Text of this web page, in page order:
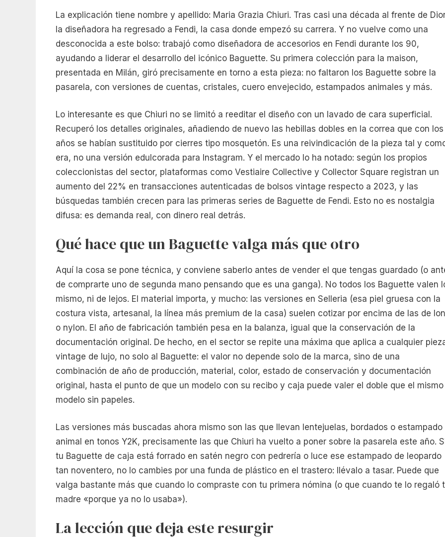
La explicación tiene nombre y apellido: Maria Grazia Chiuri. Tras casi una década al frente de
la diseñadora ha regresado a Fendi, la casa donde empezó su carrera. Y no vuelve como una
desconocida a este bolso: trabajó como diseñadora de accesorios en Fendi durante los 90,
ayudando a liderar el desarrollo del icónico Baguette. Su primera colección para la maison,
presentada en Milán, giró precisamente en torno a esta pieza: no faltaron los Baguette sobre la
pasarela, con versiones de cuentas, cristales, cuero envejecido, estampados animales y más.
Lo interesante es que Chiuri no se limitó a reeditar el diseño con un lavado de cara superficial.
Recuperó los detalles originales, añadiendo de nuevo las hebillas dobles en la correa que con los
años se habían sustituido por cierres tipo mosquetón. Es una reivindicación de la pieza tal y
era, no una versión edulcorada para Instagram. Y el mercado lo ha notado: según los propios
coleccionistas del sector, plataformas como Vestiaire Collective y Collector Square registran un
aumento del 22% en transacciones autenticadas de bolsos vintage respecto a 2023, y las
búsquedas también crecen para las primeras series de Baguette de Fendi. Esto no es nostalgia
difusa: es demanda real, con dinero real detrás.
Qué hace que un Baguette valga más que otro
Aquí la cosa se pone técnica, y conviene saberlo antes de vender el que tengas guardado (o
de comprarte uno de segunda mano pensando que es una ganga). No todos los Baguette valen
mismo, ni de lejos. El material importa, y mucho: las versiones en Selleria (esa piel gruesa con la
costura vista, artesanal, la línea más premium de la casa) suelen cotizar por encima de las de
o nylon. El año de fabricación también pesa en la balanza, igual que la conservación de la
documentación original. De hecho, en el sector se repite una máxima que aplica a cualquier
vintage de lujo, no solo al Baguette: el valor no depende solo de la marca, sino de una
combinación de año de producción, material, color, estado de conservación y documentación
original, hasta el punto de que un modelo con su recibo y caja puede valer el doble que el mismo
modelo sin papeles.
Las versiones más buscadas ahora mismo son las que llevan lentejuelas, bordados o estampado
animal en tonos Y2K, precisamente las que Chiuri ha vuelto a poner sobre la pasarela este año.
tu Baguette de caja está forrado en satén negro con pedrería o luce ese estampado de leopardo
tan noventero, no lo cambies por una funda de plástico en el trastero: llévalo a tasar. Puede que
valga bastante más que cuando lo compraste con tu primera nómina (o que cuando te lo regaló
madre «porque ya no lo usaba»).
La lección que deja este resurgir